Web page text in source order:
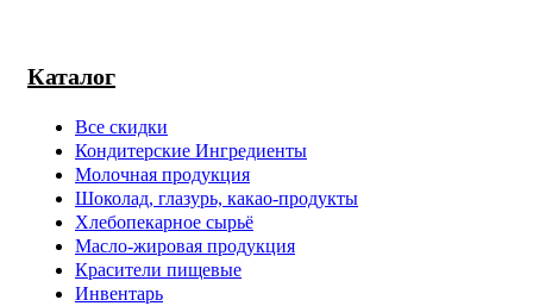
Каталог
Все скидки
Кондитерские Ингредиенты
Молочная продукция
Шоколад, глазурь, какао-продукты
Хлебопекарное сырьё
Масло-жировая продукция
Красители пищевые
Инвентарь